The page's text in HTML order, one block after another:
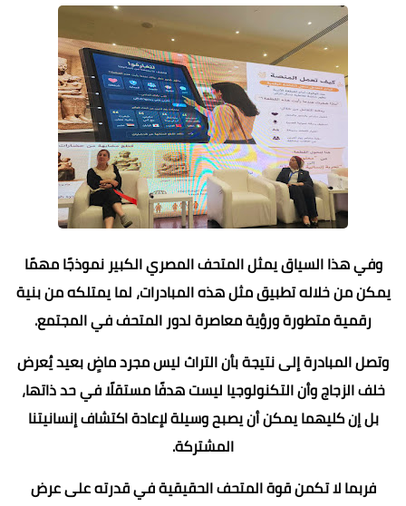
وفي هذا السياق يمثل المتحف المصري الكبير نموذجًا مهمًا
يمكن من خلاله تطبيق مثل هذه المبادرات، لما يمتلكه من بنية
رقمية متطورة ورؤية معاصرة لدور المتحف في المجتمع.
وتصل المبادرة إلى نتيجة بأن التراث ليس مجرد ماضٍ بعيد يُعرض
خلف الزجاج وأن التكنولوجيا ليست هدفًا مستقلًا في حد ذاتها،
بل إن كليهما يمكن أن يصبح وسيلة لإعادة اكتشاف إنسانيتنا
المشتركة.
فربما لا تكمن قوة المتحف الحقيقية في قدرته على عرض